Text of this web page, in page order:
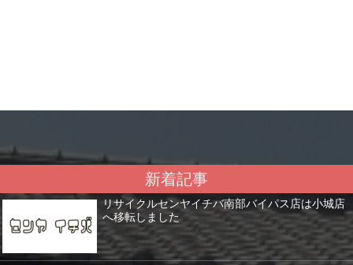
新着記事
リサイクルセンヤイチバ南部バイパス店は小城店
へ移転しました